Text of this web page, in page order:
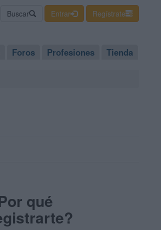
Buscar Entrar Regístrate
Foros Profesiones Tienda
qué